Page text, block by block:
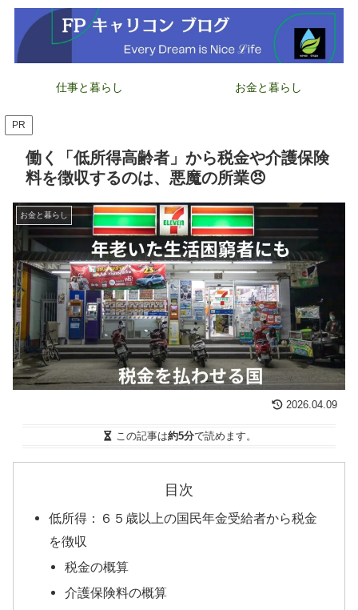
仕事と暮らし お金と暮らし
PR
働く「低所得高齢者」から税金や介護保険
料を徴収するのは、悪魔の所業😠
お金と暮らし
2026.04.09
この記事は約5分で読めます。
目次
低所得：６５歳以上の国民年金受給者から税金
を徴収
税金の概算
介護保険料の概算